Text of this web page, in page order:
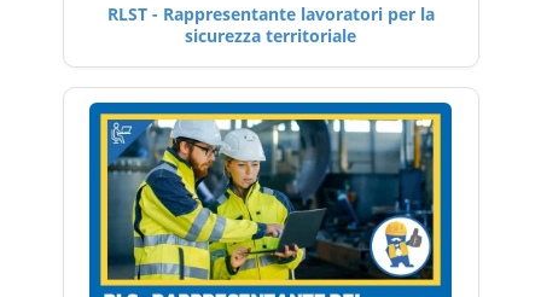
RLST - Rappresentante lavoratori per la
sicurezza territoriale